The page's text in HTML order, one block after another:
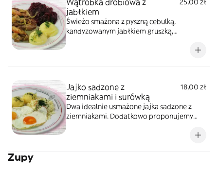
Wątróbka drobiowa z
jabłkiem
25,00 zł
Świeżo smażona z pyszną cebulką,
kandyzowanym jabłkiem gruszką,
Jajko sadzone z
ziemniakami i surówką
18,00 zł
Dwa idealnie usmażone jajka sadzone z
ziemniakami. Dodatkowo proponujemy
Zupy